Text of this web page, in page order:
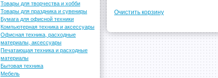
Очистить корзину
Товары для творчества и хобби
Товары для праздника и сувениры
Бумага для офисной техники
Компьютерная техника и аксессуары
Офисная техника, расходные
материалы, аксессуары
Печатающая техника и расходные
материалы
Бытовая техника
Мебель